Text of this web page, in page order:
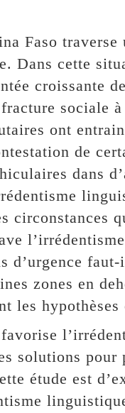
Faso traverse
Dans cette
croissante
sociale
ont
de
dans
circonstances
d’urgence
zones en
les hypothèses
solutions pour
étude est